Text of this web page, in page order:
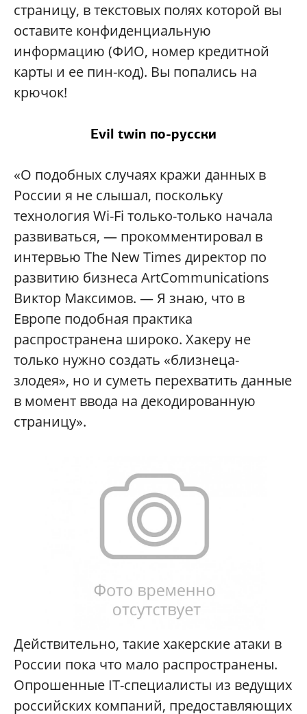
страницу, в текстовых полях которой вы
оставите конфиденциальную
информацию (ФИО, номер кредитной
карты и ее пин-код). Вы попались на
крючок!
Evil twin по-русски
«О подобных случаях кражи данных в
России я не слышал, поскольку
технология Wi-Fi только-только начала
развиваться, — прокомментировал в
интервью The New Times директор по
развитию бизнеса ArtCommunications
Виктор Максимов. — Я знаю, что в
Европе подобная практика
распространена широко. Хакеру не
только нужно создать «близнеца-
злодея», но и суметь перехватить данные
в момент ввода на декодированную
страницу».
Действительно, такие хакерские атаки в
России пока что мало распространены.
Опрошенные IT-специалисты из ведущих
российских компаний, предоставляющих